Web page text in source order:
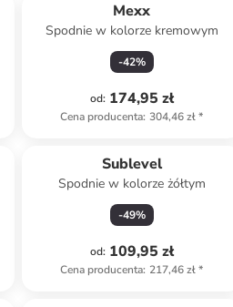
Mexx
Spodnie w kolorze kremowym
-42%
od: 174,95 zł
Cena producenta: 304,46 zł*
Sublevel
Spodnie w kolorze żółtym
-49%
od: 109,95 zł
Cena producenta: 217,46 zł*